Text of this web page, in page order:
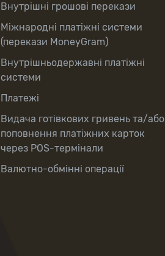
Внутрішні грошові перекази
Міжнародні платіжні системи
(перекази MoneyGram)
Внутрішньодержавні платіжні
системи
Платежі
Видача готівкових гривень та/або
поповнення платіжних карток
через POS-термінали
Валютно-обмінні операції